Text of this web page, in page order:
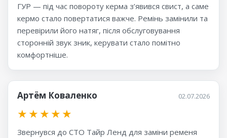
ГУР — під час повороту керма з’явився свист, а саме
кермо стало повертатися важче. Ремінь замінили та
перевірили його натяг, після обслуговування
сторонній звук зник, керувати стало помітно
комфортніше.
Артём Коваленко 02.07.2026
★★★★★
Звернувся до СТО Тайр Ленд для заміни ременя